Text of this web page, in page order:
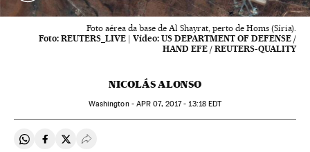
Foto aérea da base de Al Shayrat, perto de Homs (Síria).
Foto: REUTERS_LIVE | Vídeo: US DEPARTMENT OF DEFENSE /
HAND EFE / REUTERS-QUALITY
NICOLÁS ALONSO
Washington - APR 07, 2017 - 13:18EDT
Compartir en Whatsapp
Compartir en Facebook
Compartir en Twitter
Desplegar Redes Sociales